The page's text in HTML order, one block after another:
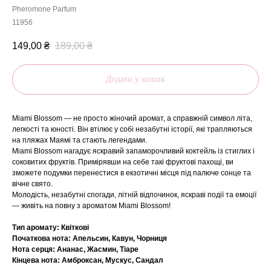
Pheromone Parfum
11956
149,00 ₴ 189,00 ₴
Додати у кошик
Miami Blossom — не просто жіночий аромат, а справжній символ літа,
легкості та юності. Він втілює у собі незабутні історії, які трапляються
на пляжах Маямі та стають легендами.
Miami Blossom нагадує яскравий запаморочливий коктейль із стиглих і
соковитих фруктів. Примірявши на себе такі фруктові пахощі, ви
зможете подумки перенестися в екзотичні місця під палюче сонце та
вічне свято.
Молодість, незабутні спогади, літній відпочинок, яскраві події та емоції
— живіть на повну з ароматом Miami Blossom!
Тип аромату: Квіткові
Початкова нота: Апельсин, Кавун, Чорниця
Нота серця: Ананас, Жасмин, Тіаре
Кінцева нота: Амброксан, Мускус, Сандал